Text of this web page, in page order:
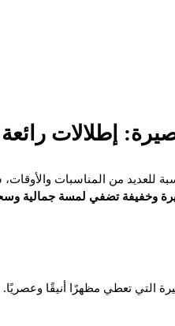
إطلالات
للعديد من المناسبات
وخفيفة تضفي لمسة جمالية
التي تعطي مظهرًا أنيقًا